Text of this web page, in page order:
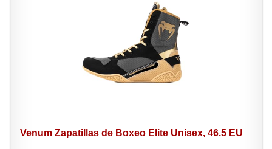
Venum Zapatillas de Boxeo Elite Unisex, 46.5 EU